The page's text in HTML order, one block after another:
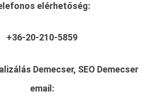
elérhetőség:
+36-20-210-5859
Demecser, SEO Demecser
email: